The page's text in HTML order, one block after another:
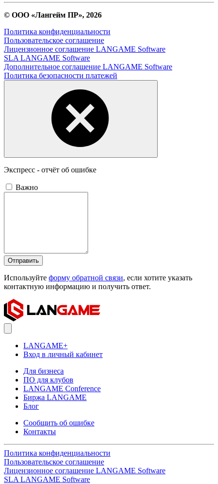
© ООО «Лангейм ПР», 2026
Политика конфиденциальности
Пользовательское соглашение
Лицензионное соглашение LANGAME Software
SLA LANGAME Software
Дополнительное соглашение LANGAME Software
Политика безопасности платежей
Экспресс - отчёт об ошибке
Важно
Отправить
Используйте форму обратной связи, если хотите указать
контактную информацию и получить ответ.
LANGAME+
Вход в личный кабинет
Для бизнеса
ПО для клубов
LANGAME Conference
Биржа LANGAME
Блог
Сообщить об ошибке
Контакты
Политика конфиденциальности
Пользовательское соглашение
Лицензионное соглашение LANGAME Software
SLA LANGAME Software